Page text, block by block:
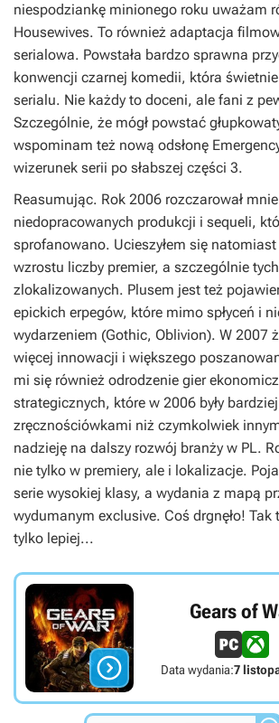
niespodziankę minionego roku uważam
Housewives. To również adaptacja
serialowa. Powstała bardzo sprawna
konwencji czarnej komedii, która
serialu. Nie każdy to doceni, ale fani z
Szczególnie, że mógł powstać
wspominam też nową odsłonę
wizerunek serii po słabszej części 3.
Reasumując. Rok 2006 rozczarował
niedopracowanych produkcji i sequeli,
sprofanowano. Ucieszyłem się
wzrostu liczby premier, a szczególnie tych
zlokalizowanych. Plusem jest też
epickich erpegów, które mimo spłyceń i
wydarzeniem (Gothic, Oblivion). W 2007
więcej innowacji i większego
mi się również odrodzenie gier
strategicznych, które w 2006 były bardziej
zręcznościówkami niż czymkolwiek
nadzieję na dalszy rozwój branży w PL.
nie tylko w premiery, ale i lokalizacje.
serie wysokiej klasy, a wydania z mapą
wydumanym exclusive. Coś drgnęło! Tak
tylko lepiej...

Gears of
Data wydania:7